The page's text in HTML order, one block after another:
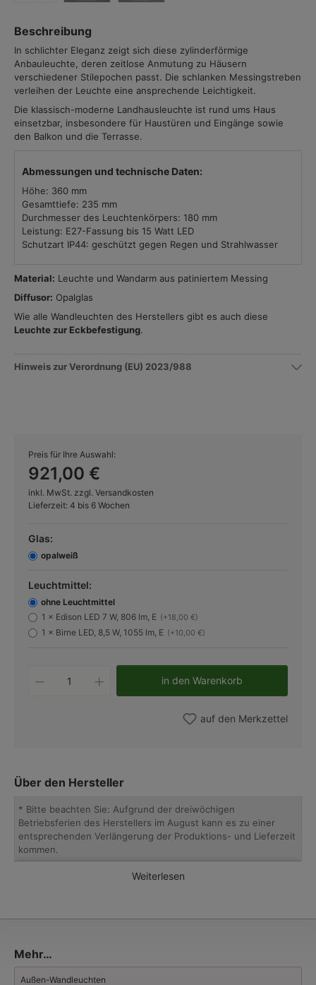
Beschreibung
In schlichter Eleganz zeigt sich diese zylinderförmige
Anbauleuchte, deren zeitlose Anmutung zu Häusern
verschiedener Stilepochen passt. Die schlanken Messingstreben
verleihen der Leuchte eine ansprechende Leichtigkeit.
Die klassisch-moderne Landhausleuchte ist rund ums Haus
einsetzbar, insbesondere für Haustüren und Eingänge sowie
den Balkon und die Terrasse.
Abmessungen und technische Daten:
Höhe: 360 mm
Gesamttiefe: 235 mm
Durchmesser des Leuchtenkörpers: 180 mm
Leistung: E27-Fassung bis 15 Watt LED
Schutzart IP44: geschützt gegen Regen und Strahlwasser
Material: Leuchte und Wandarm aus patiniertem Messing
Diffusor: Opalglas
Wie alle Wandleuchten des Herstellers gibt es auch diese
Leuchte zur Eckbefestigung.
Hinweis zur Verordnung (EU) 2023/988
Preis für Ihre Auswahl:
921,00 €
inkl. MwSt. zzgl. Versandkosten
Lieferzeit: 4 bis 6 Wochen
Glas:
opalweiß
Leuchtmittel:
ohne Leuchtmittel
1 × Edison LED 7 W, 806 lm, E (+18,00 €)
1 × Birne LED, 8,5 W, 1055 lm, E (+10,00 €)
Produkt Anzahl: Gib den
in den Warenkorb
auf den Merkzettel
Über den Hersteller
* Bitte beachten Sie: Aufgrund der dreiwöchigen
Betriebsferien des Herstellers im August kann es zu einer
entsprechenden Verlängerung der Produktions- und Lieferzeit
kommen.
Seit 1979 macht sich die Manufaktur aus Venetien mit ihren
der Elektrifizierung angelehnten Landhausleuchten überzeugen
neue Farbeigenschaften an: Messing färbt sich ins Waldgrüne,
Weiterlesen
Mehr…
Außen-Wandleuchten